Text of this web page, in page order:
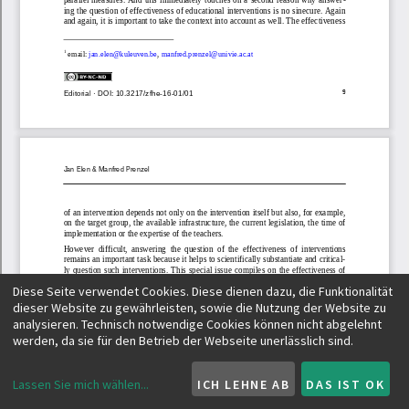
Diese Seite verwendet Cookies. Diese dienen dazu, die Funktionalität
dieser Website zu gewährleisten, sowie die Nutzung der Website zu
analysieren. Technisch notwendige Cookies können nicht abgelehnt
werden, da sie für den Betrieb der Webseite unerlässlich sind.
Lassen Sie mich wählen... ICH LEHNE AB DAS IST OK